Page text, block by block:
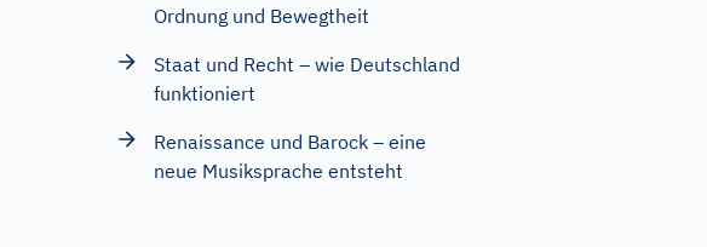
Ordnung und Bewegtheit
Staat und Recht – wie Deutschland
funktioniert
Renaissance und Barock – eine
neue Musiksprache entsteht